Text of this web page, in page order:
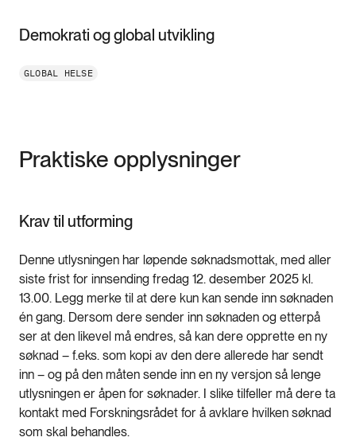
Demokrati og global utvikling
GLOBAL HELSE
Praktiske opplysninger
Krav til utforming
Denne utlysningen har løpende søknadsmottak, med aller
siste frist for innsending fredag 12. desember 2025 kl.
13.00. Legg merke til at dere kun kan sende inn søknaden
én gang. Dersom dere sender inn søknaden og etterpå
ser at den likevel må endres, så kan dere opprette en ny
søknad – f.eks. som kopi av den dere allerede har sendt
inn – og på den måten sende inn en ny versjon så lenge
utlysningen er åpen for søknader. I slike tilfeller må dere ta
kontakt med Forskningsrådet for å avklare hvilken søknad
som skal behandles.